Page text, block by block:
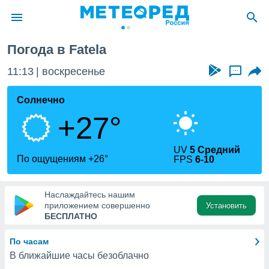
о
Вы можете
к этому
доступ
Погода в Fatela
11:13 воскресенье ...
Солнечно
+27°
По ощущениям +26°
UV5 Средний
FPS6-10
Наслаждайтесь нашим
приложением совершенно
БЕСПЛАТНО
Установить
По часам
В ближайшие часы безоблачно